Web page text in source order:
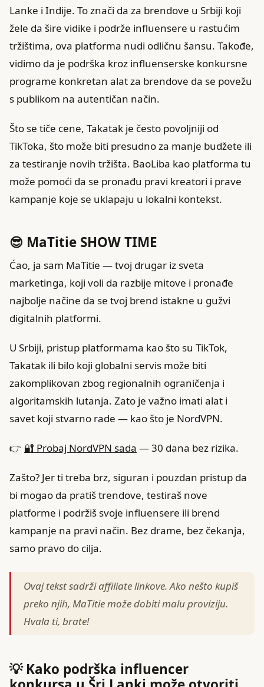
Lanke i Indije. To znači da za brendove u Srbiji koji
žele da šire vidike i podrže influensere u rastućim
tržištima, ova platforma nudi odličnu šansu. Takođe,
vidimo da je podrška kroz influenserske konkursne
programe konkretan alat za brendove da se povežu
s publikom na autentičan način.
Što se tiče cene, Takatak je često povoljniji od
TikToka, što može biti presudno za manje budžete ili
za testiranje novih tržišta. BaoLiba kao platforma tu
može pomoći da se pronađu pravi kreatori i prave
kampanje koje se uklapaju u lokalni kontekst.
😎 MaTitie SHOW TIME
Ćao, ja sam MaTitie — tvoj drugar iz sveta
marketinga, koji voli da razbije mitove i pronađe
najbolje načine da se tvoj brend istakne u gužvi
digitalnih platformi.
U Srbiji, pristup platformama kao što su TikTok,
Takatak ili bilo koji globalni servis može biti
zakomplikovan zbog regionalnih ograničenja i
algoritamskih lutanja. Zato je važno imati alat i
savet koji stvarno rade — kao što je NordVPN.
👉 🔐 Probaj NordVPN sada — 30 dana bez rizika.
Zašto? Jer ti treba brz, siguran i pouzdan pristup da
bi mogao da pratiš trendove, testiraš nove
platforme i podržiš svoje influensere ili brend
kampanje na pravi način. Bez drame, bez čekanja,
samo pravo do cilja.
Ovaj tekst sadrži affiliate linkove. Ako nešto kupiš
preko njih, MaTitie može dobiti malu proviziju.
Hvala ti, brate!
💡 Kako podrška influencer